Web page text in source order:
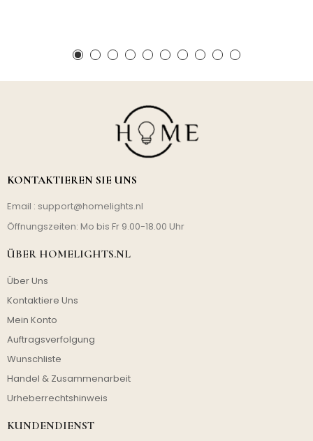
KONTAKTIEREN SIE UNS
Email : support@homelights.nl
Öffnungszeiten: Mo bis Fr 9.00-18.00 Uhr
ÜBER HOMELIGHTS.NL
Über Uns
Kontaktiere Uns
Mein Konto
Auftragsverfolgung
Wunschliste
Handel & Zusammenarbeit
Urheberrechtshinweis
KUNDENDIENST